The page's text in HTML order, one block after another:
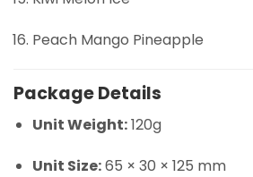
Peach Mango Pineapple
Package Details
Unit Weight:120g
Unit Size:65 × 30 × 125 mm